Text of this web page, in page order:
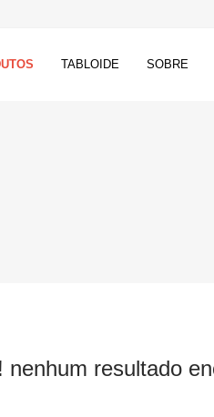
TABLOIDE SOBRE
nenhum resultado